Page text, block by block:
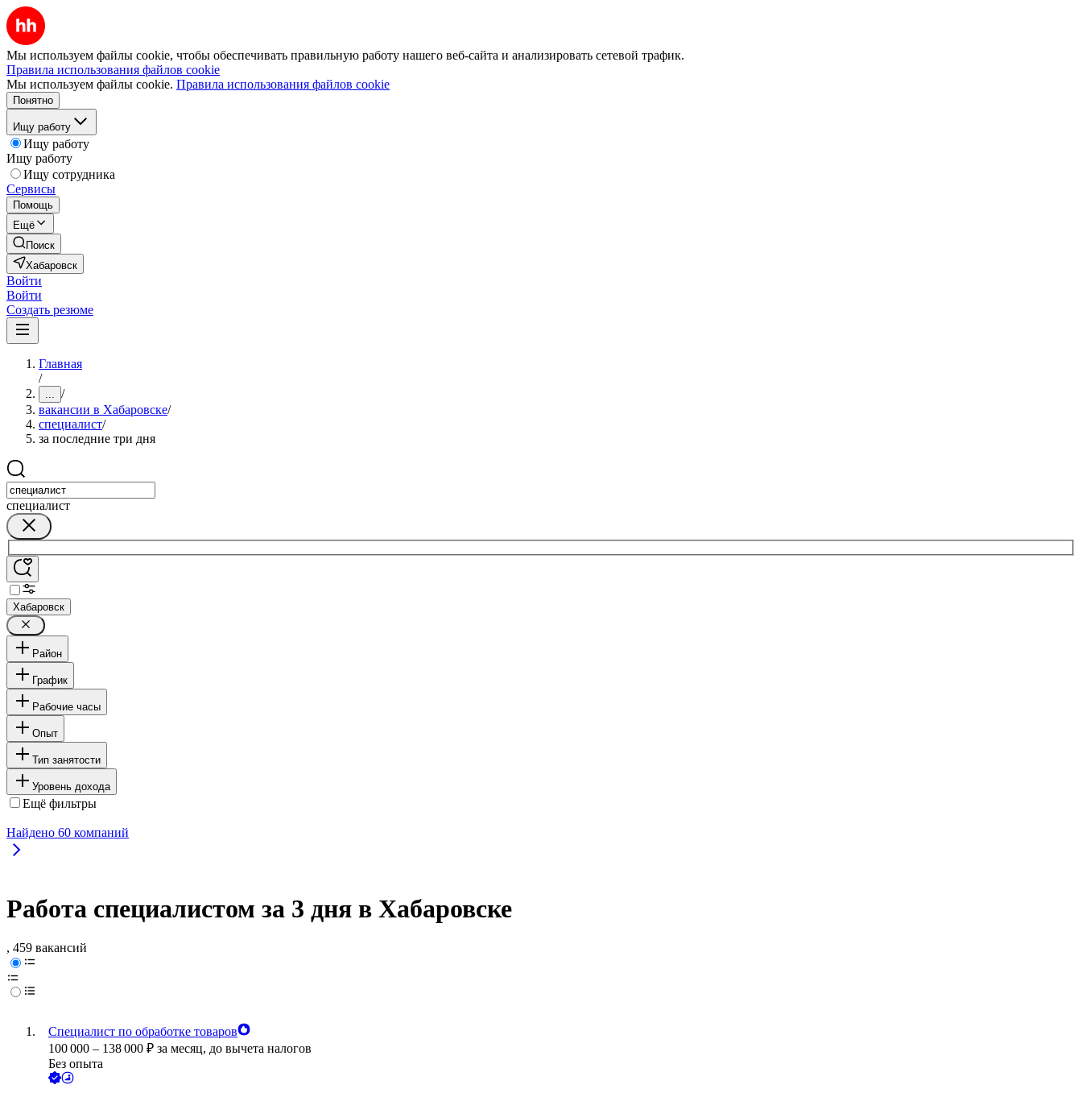
Мы используем файлы cookie, чтобы обеспечивать правильную работу нашего веб-сайта и анализировать сетевой трафик.
Правила использования файлов cookie
Мы используем файлы cookie. Правила использования файлов cookie
Понятно
Ищу работу
Ищу работу
Ищу работу
Ищу сотрудника
Сервисы
Помощь
Ещё
Поиск
Хабаровск
Войти
Войти
Создать резюме
Главная
/
... /
вакансии в Хабаровске/
специалист/
за последние три дня
специалист
Хабаровск
Район
График
Рабочие часы
Опыт
Тип занятости
Уровень дохода
Ещё фильтры
Найдено 60 компаний
Работа специалистом за 3 дня в Хабаровске
, 459 вакансий
Специалист по обработке товаров
100 000 – 138 000 ₽ за месяц, до вычета налогов
Без опыта